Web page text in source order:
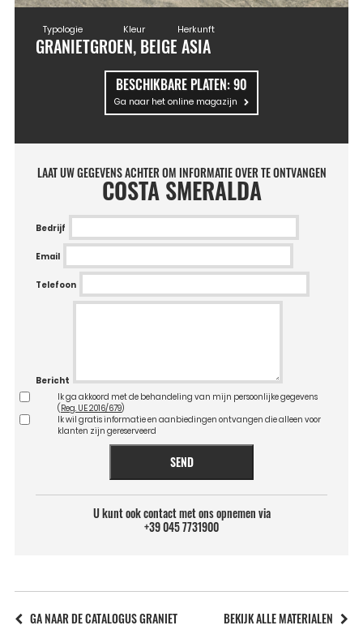
Typologie
GRANIET
Kleur
GROEN, BEIGE
Herkunft
ASIA
BESCHIKBARE PLATEN:90
Ga naar het online magazijn
LAAT UW GEGEVENS ACHTER OM INFORMATIE OVER TE ONTVANGEN
COSTA SMERALDA
Bedrijf
Email
Telefoon
Bericht
Ik ga akkoord met de behandeling van mijn persoonlijke gegevens
( Reg. UE 2016/679)
Ik wil gratis informatie en aanbiedingen ontvangen die alleen voor
klanten zijn gereserveerd
SEND
U kunt ook contact met ons opnemen via
+39 045 7731900
GA NAAR DE CATALOGUS GRANIET BEKIJK ALLE MATERIALEN